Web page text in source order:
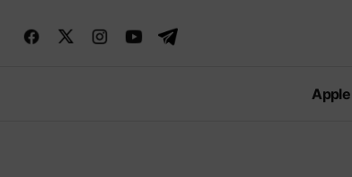
Apple